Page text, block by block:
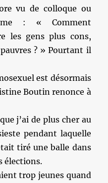
vu de colloque ou
: « Comment
les gens plus cons,
? » Pourtant il
est désormais
Boutin renonce à
j’ai de plus cher au
pendant laquelle
tiré une balle dans
élections.
trop jeunes quand